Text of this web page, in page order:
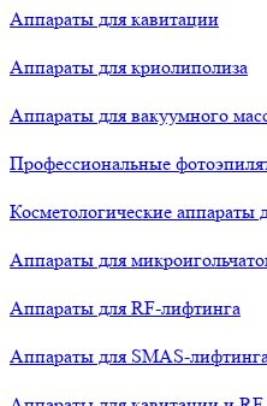
Аппараты для кавитации
Аппараты для криолиполиза
Аппараты для вакуумного
Профессиональные
Косметологические аппараты
Аппараты для
Аппараты для RF-лифтинга
Аппараты для SMAS-